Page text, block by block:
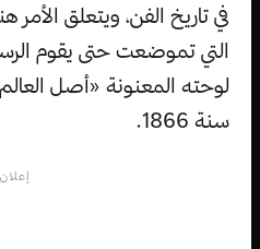
في تاريخ الفن، ويتعلق الأمر
التي تموضعت حتى يقوم
لوحته المعنونة «أصل
سنة 1866.
إعلان